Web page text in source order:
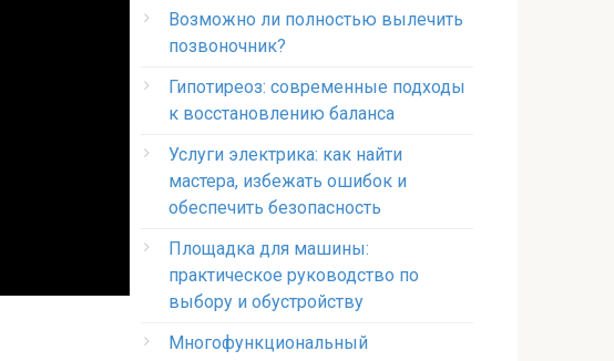
Возможно ли полностью вылечить
позвоночник?
Гипотиреоз: современные подходы
к восстановлению баланса
Услуги электрика: как найти
мастера, избежать ошибок и
обеспечить безопасность
Площадка для машины:
практическое руководство по
выбору и обустройству
Многофункциональный